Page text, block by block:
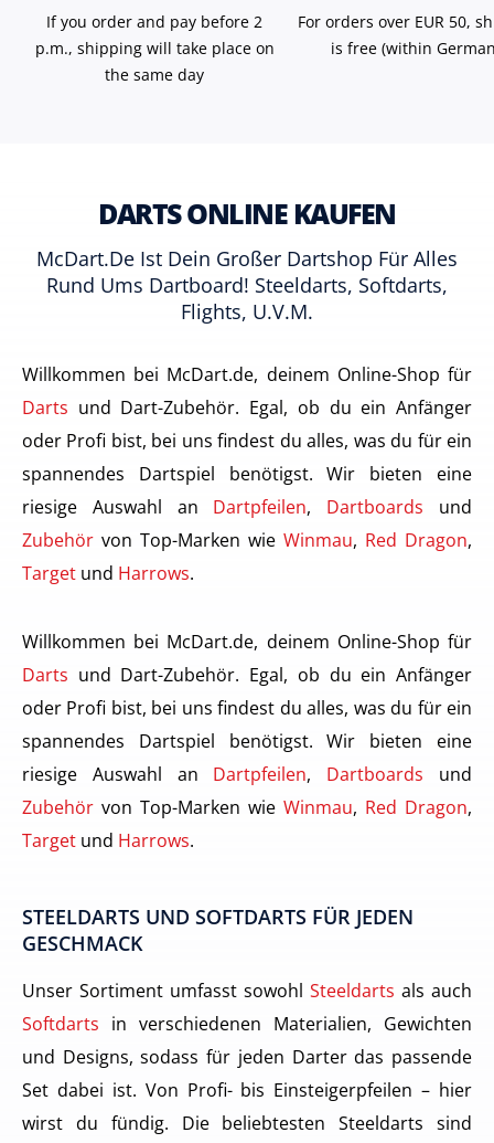
If you order and pay before 2
p.m., shipping will take place on
the same day
For orders over EUR 50,
is free (within
DARTS ONLINE KAUFEN
McDart.de Ist Dein Großer Dartshop Für Alles
Rund Ums Dartboard! Steeldarts, Softdarts,
Flights, U.v.m.
Willkommen bei McDart.de, deinem Online-Shop für
Darts und Dart-Zubehör. Egal, ob du ein Anfänger
oder Profi bist, bei uns findest du alles, was du für ein
spannendes Dartspiel benötigst. Wir bieten eine
riesige Auswahl an Dartpfeilen, Dartboards und
Zubehör von Top-Marken wie Winmau, Red Dragon,
Target und Harrows.
Willkommen bei McDart.de, deinem Online-Shop für
Darts und Dart-Zubehör. Egal, ob du ein Anfänger
oder Profi bist, bei uns findest du alles, was du für ein
spannendes Dartspiel benötigst. Wir bieten eine
riesige Auswahl an Dartpfeilen, Dartboards und
Zubehör von Top-Marken wie Winmau, Red Dragon,
Target und Harrows.
STEELDARTS UND SOFTDARTS FÜR JEDEN
GESCHMACK
Unser Sortiment umfasst sowohl Steeldarts als auch
Softdarts in verschiedenen Materialien, Gewichten
und Designs, sodass für jeden Darter das passende
Set dabei ist. Von Profi- bis Einsteigerpfeilen – hier
wirst du fündig. Die beliebtesten Steeldarts sind